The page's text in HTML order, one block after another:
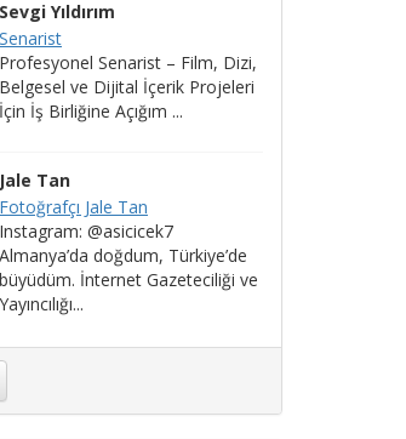
Sevgi Yıldırım
Senarist
Profesyonel Senarist – Film, Dizi,
Belgesel ve Dijital İçerik Projeleri
İçin İş Birliğine Açığım ...
Jale Tan
Fotoğrafçı Jale Tan
Instagram: @asicicek7
Almanya’da doğdum, Türkiye’de
büyüdüm. İnternet Gazeteciliği ve
Yayıncılığı...